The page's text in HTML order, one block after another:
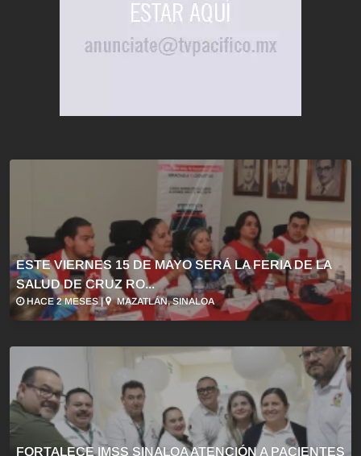
ESTE VIERNES 15 DE MAYO SERÁ LA FERIA DE LA
SALUD DE CRUZ RO...
HACE 2 MESES | MAZATLÁN, SINALOA
FORTALECE IMSS SINALOA ATENCIÓN A PACIENTES